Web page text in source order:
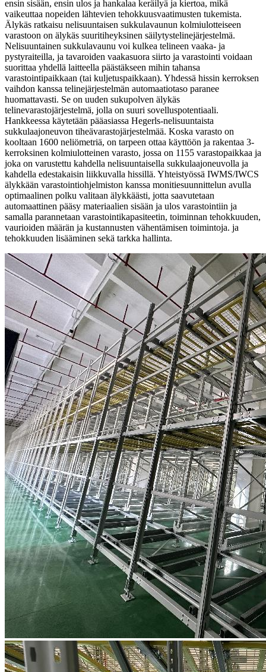
ensin sisään, ensin ulos ja hankalaa keräilyä ja kiertoa, mikä
vaikeuttaa nopeiden lähtevien tehokkuusvaatimusten tukemista.
Älykäs ratkaisu nelisuuntaisen sukkulavaunun kolmiulotteiseen
varastoon on älykäs suuritiheyksinen säilytystelinejärjestelmä.
Nelisuuntainen sukkulavaunu voi kulkea telineen vaaka- ja
pystyraiteilla, ja tavaroiden vaakasuora siirto ja varastointi voidaan
suorittaa yhdellä laitteella päästäkseen mihin tahansa
varastointipaikkaan (tai kuljetuspaikkaan). Yhdessä hissin kerroksen
vaihdon kanssa telinejärjestelmän automaatiotaso paranee
huomattavasti. Se on uuden sukupolven älykäs
telinevarastojärjestelmä, jolla on suuri sovelluspotentiaali.
Hankkeessa käytetään pääasiassa Hegerls-nelisuuntaista
sukkulaajoneuvon tiheävarastojärjestelmää. Koska varasto on
kooltaan 1600 neliömetriä, on tarpeen ottaa käyttöön ja rakentaa 3-
kerroksinen kolmiulotteinen varasto, jossa on 1155 varastopaikkaa ja
joka on varustettu kahdella nelisuuntaisella sukkulaajoneuvolla ja
kahdella edestakaisin liikkuvalla hissillä. Yhteistyössä IWMS/IWCS
älykkään varastointiohjelmiston kanssa monitiesuunnittelun avulla
optimaalinen polku valitaan älykkäästi, jotta saavutetaan
automaattinen pääsy materiaalien sisään ja ulos varastointiin ja
samalla parannetaan varastointikapasiteetin, toiminnan tehokkuuden,
vaurioiden määrän ja kustannusten vähentämisen toimintoja. ja
tehokkuuden lisääminen sekä tarkka hallinta.